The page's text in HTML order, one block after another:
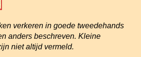
verkeren in goede tweedehands
anders beschreven. Kleine
niet altijd vermeld.